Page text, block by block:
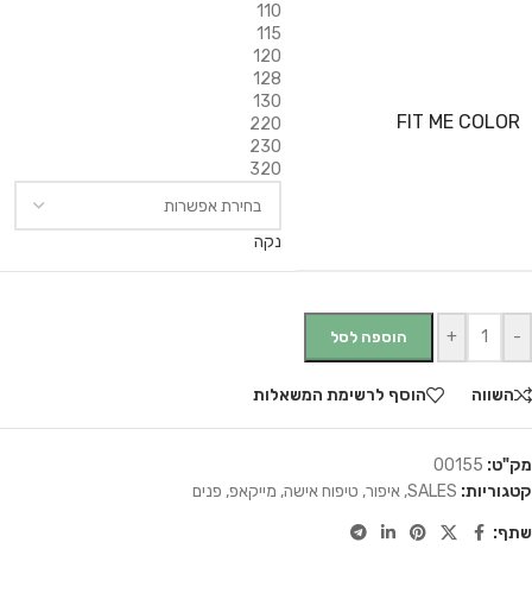
FIT ME COLOR
110
115
120
128
130
220
230
320
נקה
-
+ הוספה לסל
השווה הוסף לרשימת המשאלות
מק"ט: 00155
קטגוריות: SALES
, איפור, טיפוח אישה, מייקאפ, פנים
שתף: